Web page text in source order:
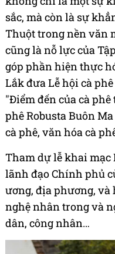
sắc, mà còn là sự
Thuột trong nền văn
cũng là nỗ lực của
góp phần hiện thực
Lắk đưa Lễ hội cà
"Điểm đến của cà
phê Robusta Buôn
cà phê, văn hóa cà
Tham dự lễ khai mạc
lãnh đạo Chính phủ
ương, địa phương, và
nghệ nhân trong và
dân, công nhân…